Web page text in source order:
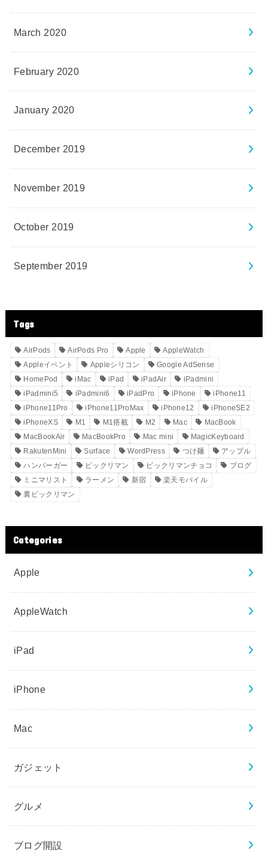
March 2020
February 2020
January 2020
December 2019
November 2019
October 2019
September 2019
Tags
AirPods AirPods Pro Apple
AppleWatch
Appleイベント
Appleシリコン
Google AdSense
HomePod
iMac iPad iPadAir
iPadmini
iPadmini5
iPadmini6 iPadPro iPhone
iPhone11
iPhone11Pro
iPhone11ProMax iPhone12
iPhoneSE2
iPhoneXS
M1 M1搭載 M2 Mac
MacBook
MacBookAir
MacBookPro Mac mini
MagicKeyboard
RakutenMini
Surface WordPress つけ麺
アップル
ハンバーガー
ビックリマン ビックリマンチョコ
ブログ
ミニマリスト
ラーメン 新宿
楽天モバイル
裏ビックリマン
Categories
Apple
AppleWatch
iPad
iPhone
Mac
ガジェット
グルメ
ブログ開設